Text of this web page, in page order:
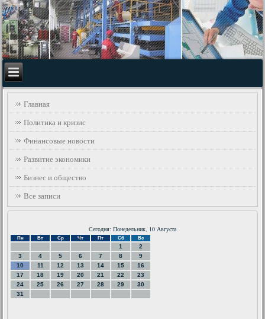
Главная
Политика и кризис
Финансовые новости
Развитие экономики
Бизнес и общество
Все записи
Сегодня: Понедельник, 10 Августа
Пн Вт Ср Чт Пт Сб Вс
1
2
3
4 5 6 7 8
9
10
11 12 13 14 15
16
17
18 19 20 21 22
23
24
25 26 27 28 29
30
31